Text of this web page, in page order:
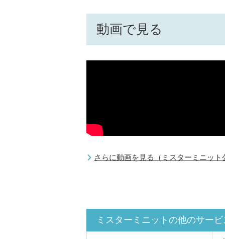
動画で見る
さらに動画を見る（ミスターミニット
ミスターミニットの他のサービ